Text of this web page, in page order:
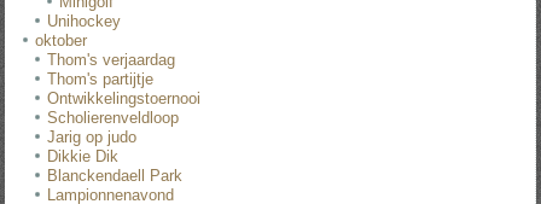
Unihockey
oktober
Thom's verjaardag
Thom's partijtje
Ontwikkelingstoernooi
Scholierenveldloop
Jarig op judo
Dikkie Dik
Blanckendaell Park
Lampionnenavond